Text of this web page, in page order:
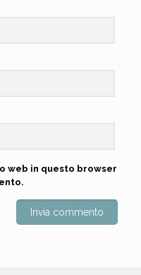
web in questo browser